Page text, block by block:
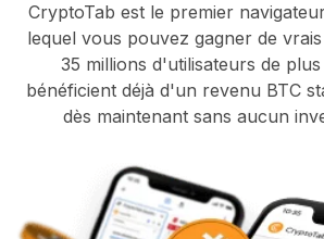
CryptoTab est le premier
lequel vous pouvez gagner de
35 millions d'utilisateurs de
bénéficient déjà d'un revenu BTC
dès maintenant sans aucun